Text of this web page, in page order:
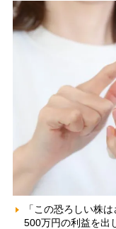
「この恐ろしい株
500万円の利益を出